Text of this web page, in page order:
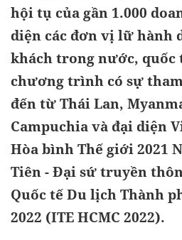
hội tụ của gần 1.000
diện các đơn vị lữ hành
khách trong nước, quốc
chương trình có sự
đến từ Thái Lan,
Campuchia và đại diện
Hòa bình Thế giới 2021
Tiên - Đại sứ truyền
Quốc tế Du lịch Thành
2022 (ITE HCMC 2022).